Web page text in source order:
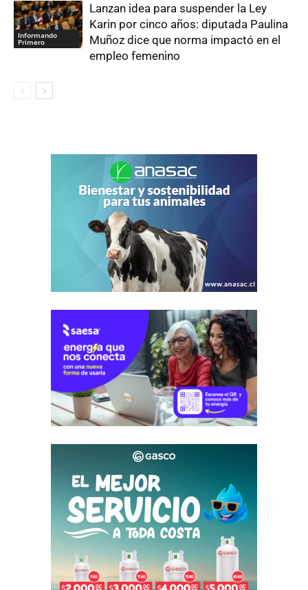
Informando
Primero
Lanzan idea para suspender la Ley
Karin por cinco años: diputada Paulina
Muñoz dice que norma impactó en el
empleo femenino